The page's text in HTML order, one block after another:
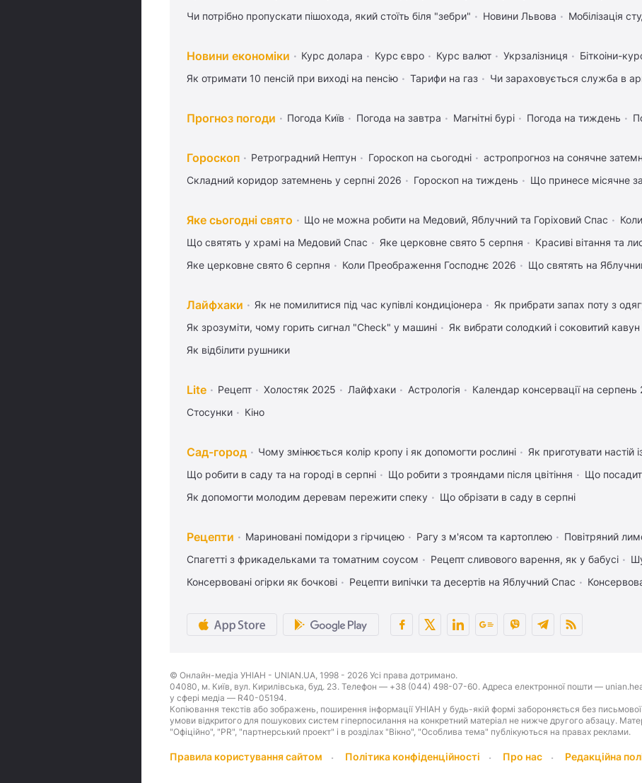
Чи потрібно пропускати пішохода, який стоїть біля "зебри"
Новини Львова Мобілізація
Новини економіки Курс долара Курс євро Курс валют Укрзалізниця Біткоіни-
Як отримати 10 пенсій при виході на пенсію
Тарифи на газ Чи зараховується служба в
Прогноз погоди Погода Київ Погода на завтра Магнітні бурі Погода на тиждень
Гороскоп Ретроградний Нептун Гороскоп на сьогодні астропрогноз на сонячне
Складний коридор затемнень у серпні 2026
Гороскоп на тиждень Що принесе місячне
Яке сьогодні свято Що не можна робити на Медовий, Яблучний та Горіховий Спас
Що святять у храмі на Медовий Спас
Яке церковне свято 5 серпня
Красиві вітання та
Яке церковне свято 6 серпня
Коли Преображення Господнє 2026 Що святять на
Лайфхаки Як не помилитися під час купівлі кондиціонера Як прибрати запах поту з
Як зрозуміти, чому горить сигнал "Check" у машині
Як вибрати солодкий і соковитий кавун
Як відбілити рушники
Lite Рецепт Холостяк 2025 Лайфхаки Астрологія Календар консервації на серпень
Стосунки
Кіно
Сад-город Чому змінюється колір кропу і як допомогти рослині
Як приготувати настій
Що робити в саду та на городі в серпні
Що робити з трояндами після цвітіння
Що
Як допомогти молодим деревам пережити спеку
Що обрізати в саду в серпні
Рецепти Мариновані помідори з гірчицею Рагу з м'ясом та картоплею
Повітряний
Спагетті з фрикадельками та томатним соусом
Рецепт сливового варення, як у бабусі
Консервовані огірки як бочкові
Рецепти випічки та десертів на Яблучний Спас
© Онлайн-медіа УНІАН - UNIAN.UA, 1998 - 2026 Усі права дотримано.
04080, м. Київ, вул. Кирилівська, буд. 23. Телефон — +38 (044) 498-07-60. Адреса електронної пошти —
у сфері медіа — R40-05194.
Копіювання текстів або зображень, поширення інформації УНІАН у будь-якій формі забороняється без
умови відкритого для пошукових систем гіперпосилання на конкретний матеріал не нижче другого абзацу.
"Офіційно", "PR", "партнерський проект" і в розділах "Вікно", "Особлива тема" публікуються на правах реклами.
Правила користування сайтом Політика конфіденційності Про нас Редакційна